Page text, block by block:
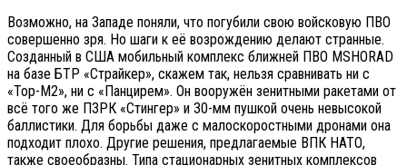
Возможно, на Западе поняли, что погубили свою войсковую ПВО
совершенно зря. Но шаги к её возрождению делают странные.
Созданный в США мобильный комплекс ближней ПВО MSHORAD
на базе БТР «Страйкер», скажем так, нельзя сравнивать ни с
«Тор-М2», ни с «Панцирем». Он вооружён зенитными ракетами от
всё того же ПЗРК «Стингер» и 30-мм пушкой очень невысокой
баллистики. Для борьбы даже с малоскоростными дронами она
подходит плохо. Другие решения, предлагаемые ВПК НАТО,
также своеобразны. Типа стационарных зенитных комплексов